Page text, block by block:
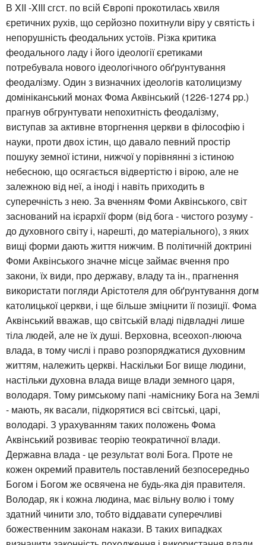
В XII -XIII сгст. по всій Європі прокотилась хвиля
єретичних рухів, що серйозно похитнули віру у святість і
непорушність феодальних устоїв. Різка критика
феодального ладу і його ідеології єретиками
потребувала нового ідеологічного обґрунтування
феодалізму. Один з визначних ідеологів католицизму
домініканський монах Фома Аквінський (1226-1274 pp.)
прагнув обгрунтувати непохитність феодалізму,
виступав за активне вторгнення церкви в філософію і
науки, проти двох істин, що давало певний простір
пошуку земної істини, нижчої у порівнянні з істиною
небесною, що осягається відвертістю і вірою, але не
залежною від неї, а іноді і навіть приходить в
суперечність з нею. За вченням Фоми Аквінського, світ
заснований на ієрархії форм (від бога - чистого розуму -
до духовного світу і, нарешті, до матеріального), з яких
вищі форми дають життя нижчим. В політичній доктрині
Фоми Аквінського значне місце займає вчення про
закони, їх види, про державу, владу та ін., прагнення
використати погляди Арістотеля для обґрунтування догм
католицької церкви, і ще більше зміцнити її позиції. Фома
Аквінський вважав, що світській владі підвладні лише
тіла людей, але не їх душі. Верховна, всеохоп-лююча
влада, в тому числі і право розпоряджатися духовним
життям, належить церкві. Наскільки Бог вище людини,
настільки духовна влада вище влади земного царя,
володаря. Тому римському папі -наміснику Бога на Землі
- мають, як васали, підкорятися всі світські, царі,
володарі. З урахуванням таких положень Фома
Аквінський розвиває теорію теократичної влади.
Державна влада - це результат волі Бога. Проте не
кожен окремий правитель поставлений безпосередньо
Богом і Богом же освячена не будь-яка дія правителя.
Володар, як і кожна людина, має вільну волю і тому
здатний чинити зло, тобто віддавати суперечливі
божественним законам накази. В таких випадках